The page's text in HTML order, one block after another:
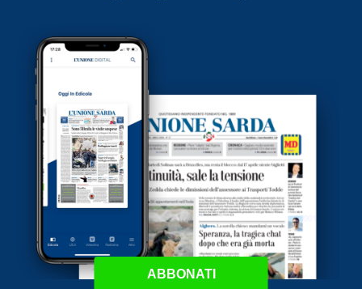
ABBONATI